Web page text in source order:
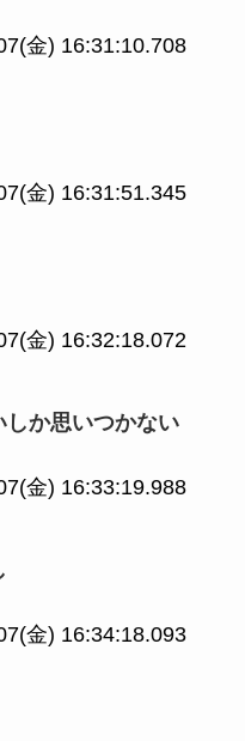
金) 16:31:10.708
金) 16:31:51.345
金) 16:32:18.072
か思いつかない
金) 16:33:19.988
金) 16:34:18.093